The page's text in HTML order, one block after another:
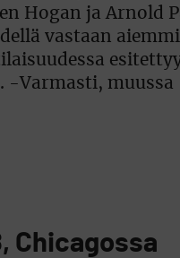
Hogan ja Arnold
vastaan
-Varmasti, muussa
Chicagossa